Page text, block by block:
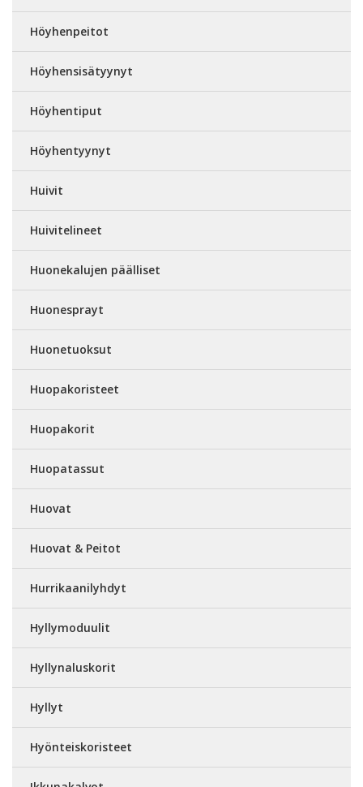
Höyhenpeitot
Höyhensisätyynyt
Höyhentiput
Höyhentyynyt
Huivit
Huivitelineet
Huonekalujen päälliset
Huonesprayt
Huonetuoksut
Huopakoristeet
Huopakorit
Huopatassut
Huovat
Huovat & Peitot
Hurrikaanilyhdyt
Hyllymoduulit
Hyllynaluskorit
Hyllyt
Hyönteiskoristeet